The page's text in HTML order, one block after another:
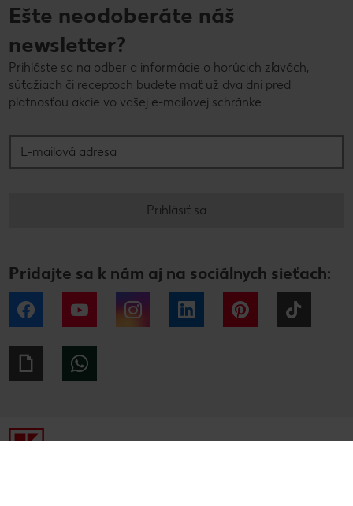
Ešte neodoberáte náš
newsletter?
Prihláste sa na odber a informácie o horúcich zľavách,
súťažiach či receptoch budete mať už dva dni pred
platnosťou akcie vo vašej e-mailovej schránke.
Prihlásiť sa
Pridajte sa k nám aj na sociálnych sieťach:
Facebook YouTube Instagram LinkedIn Pinterest
Giphy